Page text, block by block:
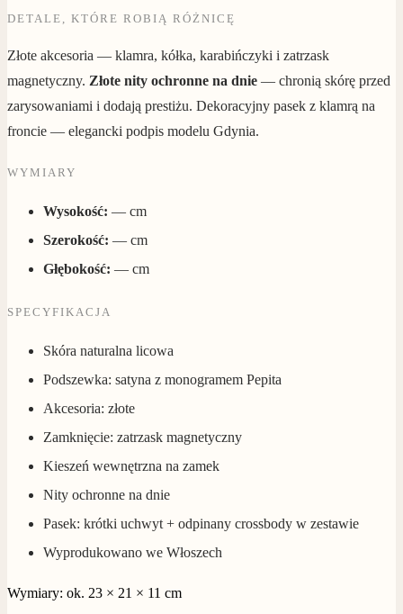
DETALE, KTÓRE ROBIĄ RÓŻNICĘ
Złote akcesoria — klamra, kółka, karabińczyki i zatrzask
magnetyczny. Złote nity ochronne na dnie — chronią skórę przed
zarysowaniami i dodają prestiżu. Dekoracyjny pasek z klamrą na
froncie — elegancki podpis modelu Gdynia.
WYMIARY
Wysokość: — cm
Szerokość: — cm
Głębokość: — cm
SPECYFIKACJA
Skóra naturalna licowa
Podszewka: satyna z monogramem Pepita
Akcesoria: złote
Zamknięcie: zatrzask magnetyczny
Kieszeń wewnętrzna na zamek
Nity ochronne na dnie
Pasek: krótki uchwyt + odpinany crossbody w zestawie
Wyprodukowano we Włoszech
Wymiary: ok. 23 × 21 × 11 cm